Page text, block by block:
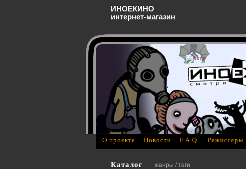
Каталог жанры / теги
О проекте Новости F.A.Q. Режиссеры
ИНОЕКИНО
интернет-магазин